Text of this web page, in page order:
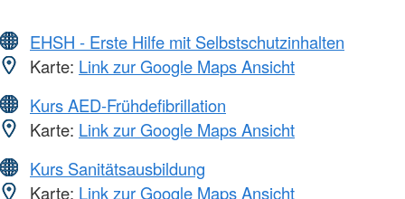
EHSH - Erste Hilfe mit Selbstschutzinhalten
Karte: Link zur Google Maps Ansicht
Kurs AED-Frühdefibrillation
Karte: Link zur Google Maps Ansicht
Kurs Sanitätsausbildung
Karte: Link zur Google Maps Ansicht